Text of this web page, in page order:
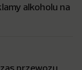
alkoholu na
przewozu